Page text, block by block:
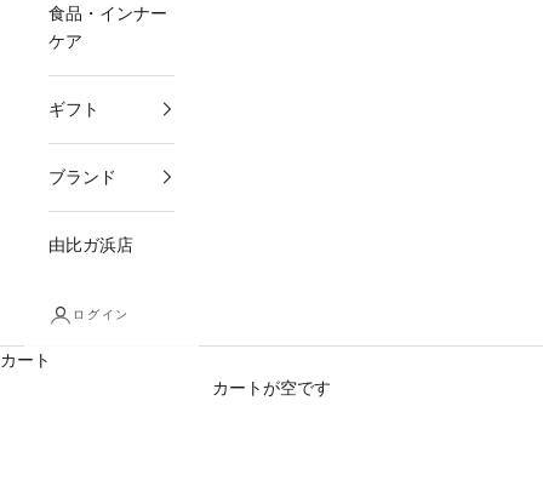
食品・インナー
ケア
ギフト
ブランド
由比ガ浜店
ログイン
カート
カートが空です